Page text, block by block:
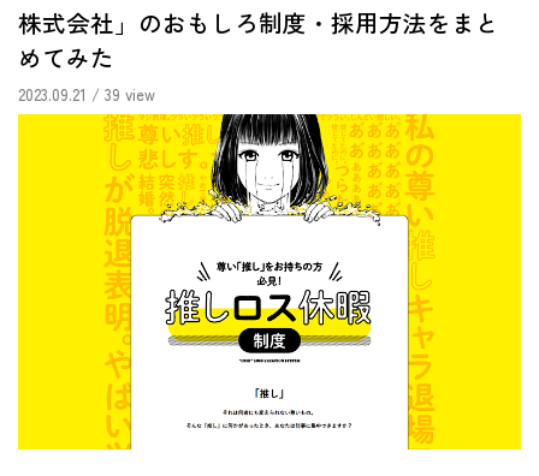
株式会社」のおもしろ制度・採用方法をまと
めてみた
2023.09.21 / 39 view